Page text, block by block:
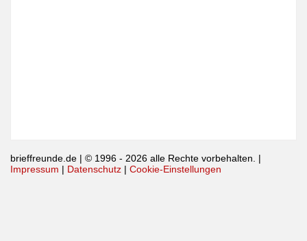
brieffreunde.de | © 1996 - 2026 alle Rechte vorbehalten. |
Impressum | Datenschutz | Cookie-Einstellungen